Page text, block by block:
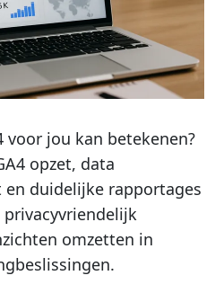
voor jou kan betekenen?
opzet, data
duidelijke rapportages
omzetten in